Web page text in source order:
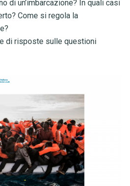
di un’imbarcazione? In quali casi
Come si regola la
di risposte sulle questioni